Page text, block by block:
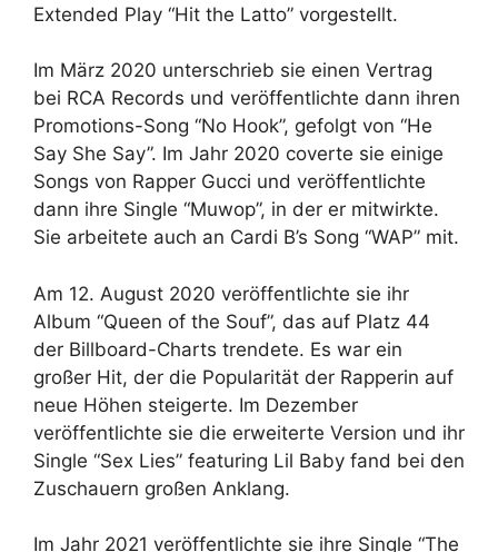
Extended Play “Hit the Latto” vorgestellt.
Im März 2020 unterschrieb sie einen Vertrag
bei RCA Records und veröffentlichte dann ihren
Promotions-Song “No Hook”, gefolgt von “He
Say She Say”. Im Jahr 2020 coverte sie einige
Songs von Rapper Gucci und veröffentlichte
dann ihre Single “Muwop”, in der er mitwirkte.
Sie arbeitete auch an Cardi B’s Song “WAP” mit.
Am 12. August 2020 veröffentlichte sie ihr
Album “Queen of the Souf”, das auf Platz 44
der Billboard-Charts trendete. Es war ein
großer Hit, der die Popularität der Rapperin auf
neue Höhen steigerte. Im Dezember
veröffentlichte sie die erweiterte Version und ihr
Single “Sex Lies” featuring Lil Baby fand bei den
Zuschauern großen Anklang.
Im Jahr 2021 veröffentlichte sie ihre Single “The